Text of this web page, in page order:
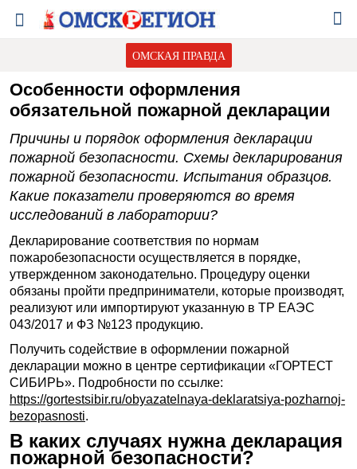
ОМСКАЯ ПРАВДА
Особенности оформления
обязательной пожарной декларации
Причины и порядок оформления декларации
пожарной безопасности. Схемы декларирования
пожарной безопасности. Испытания образцов.
Какие показатели проверяются во время
исследований в лаборатории?
Декларирование соответствия по нормам
пожаробезопасности осуществляется в порядке,
утвержденном законодательно. Процедуру оценки
обязаны пройти предприниматели, которые производят,
реализуют или импортируют указанную в ТР ЕАЭС
043/2017 и ФЗ №123 продукцию.
Получить содействие в оформлении пожарной
декларации можно в центре сертификации «ГОРТЕСТ
СИБИРЬ». Подробности по ссылке:
https://gortestsibir.ru/obyazatelnaya-deklaratsiya-pozharnoj-
bezopasnosti.
В каких случаях нужна декларация
пожарной безопасности?